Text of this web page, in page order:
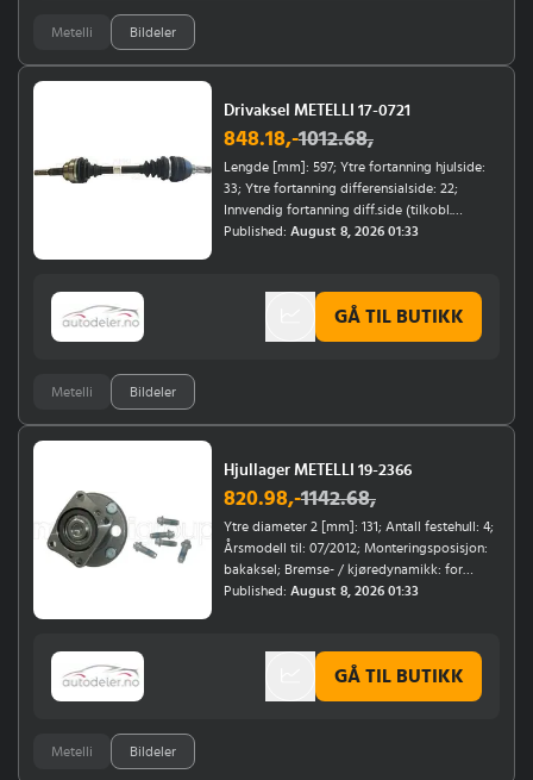
Metelli Bildeler
Drivaksel METELLI 17-0721
848.18,-1012.68,
Lengde [mm]: 597; Ytre fortanning hjulside:
33; Ytre fortanning differensialside: 22;
Innvendig fortanning diff.side (tilkobl.
mellomaksel): 25; Diameter 1 [mm]: 90,1;
Årsmodell til: 12/2000, 12/2004; Girtype: F17;
Chassisnummer (VIN) til: 32.999.999;
Årsmodell fra: 12/2002, 01/2001; Girtype:
Published: August 8, 2026 01:33
Metelli Bildeler
GÅ TIL BUTIKK
Hjullager METELLI 19-2366
820.98,-1142.68,
Ytre diameter 2 [mm]: 131; Antall festehull: 4;
Årsmodell til: 07/2012; Monteringsposisjon:
bakaksel; Bremse- / kjøredynamikk: for
kjøretøy med ABS
Published: August 8, 2026 01:33
Metelli Bildeler
GÅ TIL BUTIKK